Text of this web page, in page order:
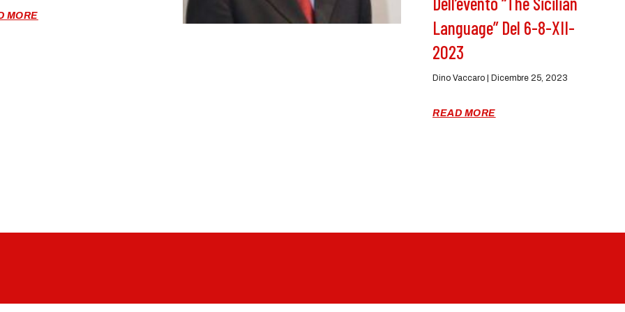
MORE
Language” Del 6-8-XII-
2023
Dino Vaccaro Dicembre 25, 2023
READ MORE